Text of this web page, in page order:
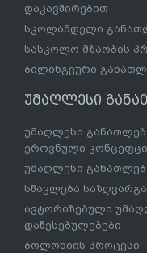
დაკავშირებით
სკოლამდელი
სასკოლო მზაობის
ბილინგვური
უმაღლესი
უმაღლესი
ეროვნული
უმაღლესი
სწავლება
ავტორიზებული
დაწესებულებები
ბოლონიის პროცესი